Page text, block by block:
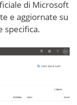
di Microsoft
e aggiornate su
specifica.